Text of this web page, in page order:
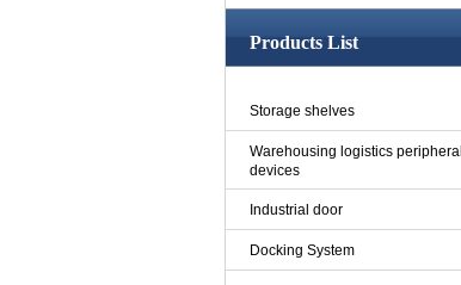
Products List
Storage shelves
Warehousing logistics peripheral
devices
Industrial door
Docking System